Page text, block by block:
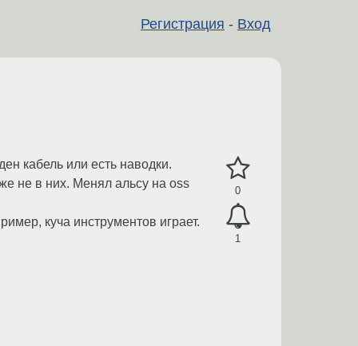
Регистрация - Вход
0
1
кабель или есть наводки.
не в них. Менял альсу на oss
куча инструментов играет.